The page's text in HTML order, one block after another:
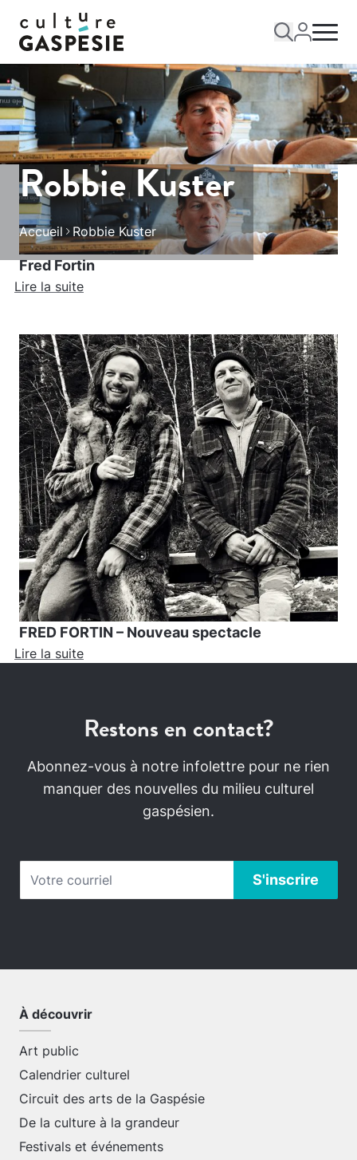
Robbie Kuster
Accueil Robbie Kuster
Fred Fortin
Lire la suite
FRED FORTIN – Nouveau spectacle
Lire la suite
Restons en contact?
Abonnez-vous à notre infolettre pour ne rien
manquer des nouvelles du milieu culturel
gaspésien.
À découvrir
Art public
Calendrier culturel
Circuit des arts de la Gaspésie
De la culture à la grandeur
Festivals et événements